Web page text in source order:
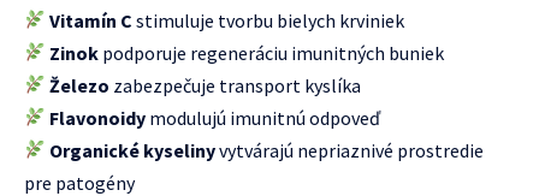
Vitamín C stimuluje tvorbu bielych krviniek
Zinok podporuje regeneráciu imunitných buniek
Železo zabezpečuje transport kyslíka
Flavonoidy modulujú imunitnú odpoveď
Organické kyselinyvytvárajú nepriaznivé prostredie
pre patogény